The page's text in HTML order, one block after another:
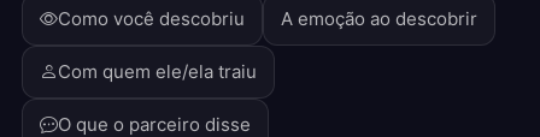
Como você descobriu A emoção ao descobrir
Com quem ele/ela traiu
O que o parceiro disse